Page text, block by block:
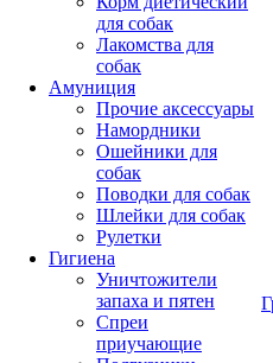
для собак
Лакомства для
собак
Амуниция
Прочие аксессуары
Намордники
Ошейники для
собак
Поводки для собак
Шлейки для собак
Рулетки
Гигиена
Уничтожители
запаха и пятен
Спреи
приучающие